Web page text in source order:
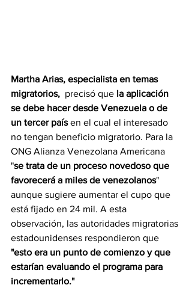
Martha Arias, especialista en temas
migratorios, precisó que la aplicación
se debe hacer desde Venezuela o de
un tercer país en el cual el interesado
no tengan beneficio migratorio. Para la
ONG Alianza Venezolana Americana
"se trata de un proceso novedoso que
favorecerá a miles de venezolanos"
aunque sugiere aumentar el cupo que
está fijado en 24 mil. A esta
observación, las autoridades migratorias
estadounidenses respondieron que
"esto era un punto de comienzo y que
estarían evaluando el programa para
incrementarlo."